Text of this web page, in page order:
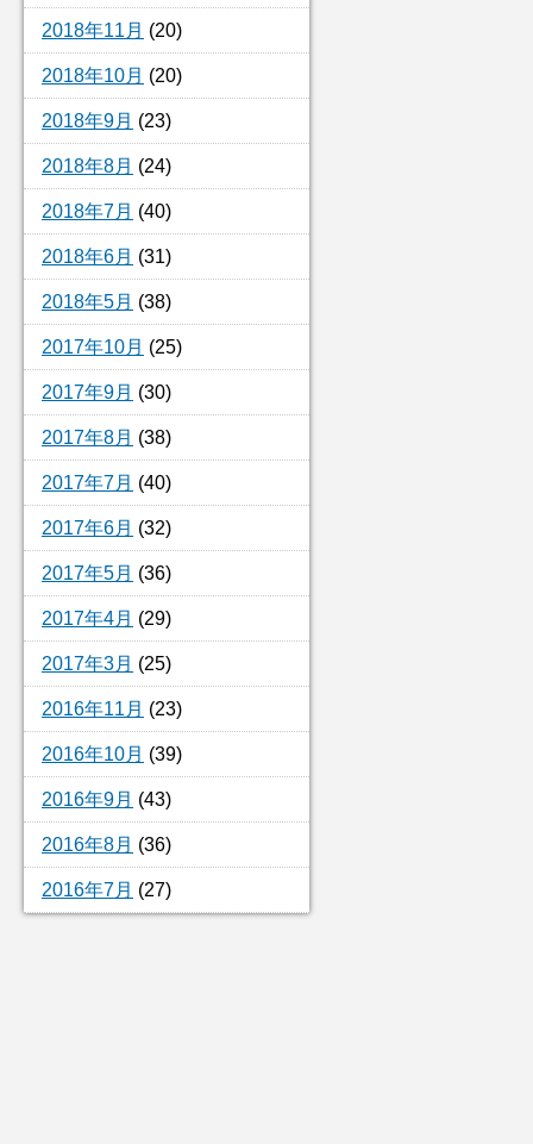
2018年11月 (20)
2018年10月 (20)
2018年9月 (23)
2018年8月 (24)
2018年7月 (40)
2018年6月 (31)
2018年5月 (38)
2017年10月 (25)
2017年9月 (30)
2017年8月 (38)
2017年7月 (40)
2017年6月 (32)
2017年5月 (36)
2017年4月 (29)
2017年3月 (25)
2016年11月 (23)
2016年10月 (39)
2016年9月 (43)
2016年8月 (36)
2016年7月 (27)